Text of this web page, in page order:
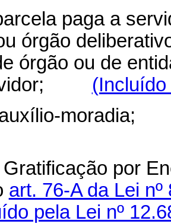
paga a
órgão
órgão ou de
(Incluído
auxílio-
por
art. 76-A da Lei
pela Lei nº